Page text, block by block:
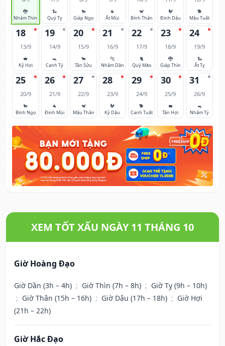
🐉
Nhâm Thìn
🐍
Quý Tỵ
🐎
Giáp Ngọ
🐐
Ất Mùi
🐒
Bính Thân
🐓
Đinh Dậu
🐕
Mậu Tuất
18
13/9
🐖
Kỷ Hợi
19
14/9
🐀
Canh Tý
20
15/9
🐂
Tân Sửu
21
16/9
🐅
Nhâm Dần
22
17/9
🐈
Quý Mão
23
18/9
🐉
Giáp Thìn
24
19/9
🐍
Ất Tỵ
25
20/9
🐎
Bính Ngọ
26
21/9
🐐
Đinh Mùi
27
22/9
🐒
Mậu Thân
28
23/9
🐓
Kỷ Dậu
29
24/9
🐕
Canh Tuất
30
25/9
🐖
Tân Hợi
31
26/9
🐀
Nhâm Tý
XEM TỐT XẤU NGÀY 11 THÁNG 10
Giờ Hoàng Đạo
Giờ Dần (3h – 4h) ; Giờ Thìn (7h – 8h) ; Giờ Tỵ (9h – 10h)
; Giờ Thân (15h – 16h) ; Giờ Dậu (17h – 18h) ; Giờ Hợi
(21h – 22h)
Giờ Hắc Đạo